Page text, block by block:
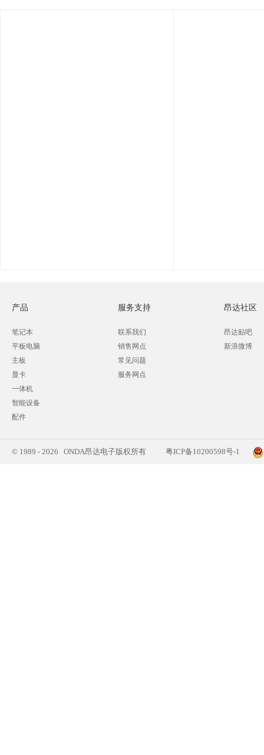
产品
笔记本
平板电脑
主板
显卡
一体机
智能设备
配件
服务支持
联系我们
销售网点
常见问题
服务网点
昂达社区
昂达贴吧
新浪微博
© 1989 - 2026 ONDA昂达电子版权所有 粤ICP备10200598号-1